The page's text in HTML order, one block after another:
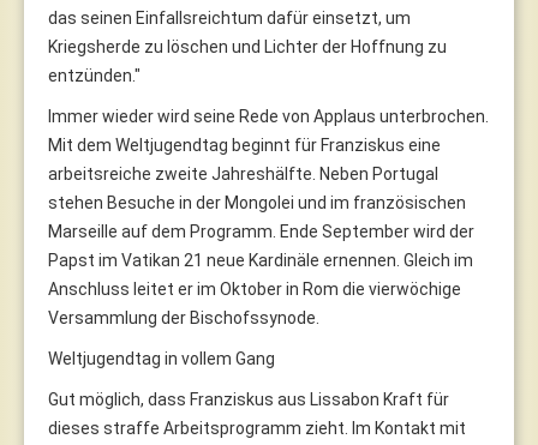
das seinen Einfallsreichtum dafür einsetzt, um
Kriegsherde zu löschen und Lichter der Hoffnung zu
entzünden."
Immer wieder wird seine Rede von Applaus unterbrochen.
Mit dem Weltjugendtag beginnt für Franziskus eine
arbeitsreiche zweite Jahreshälfte. Neben Portugal
stehen Besuche in der Mongolei und im französischen
Marseille auf dem Programm. Ende September wird der
Papst im Vatikan 21 neue Kardinäle ernennen. Gleich im
Anschluss leitet er im Oktober in Rom die vierwöchige
Versammlung der Bischofssynode.
Weltjugendtag in vollem Gang
Gut möglich, dass Franziskus aus Lissabon Kraft für
dieses straffe Arbeitsprogramm zieht. Im Kontakt mit